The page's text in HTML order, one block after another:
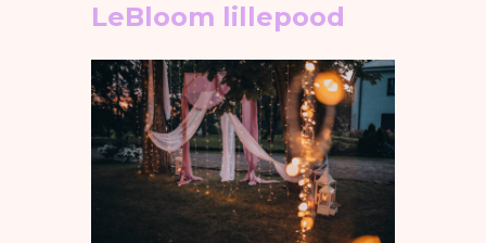
LeBloom lillepood